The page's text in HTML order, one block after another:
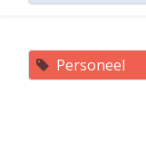
Personeel